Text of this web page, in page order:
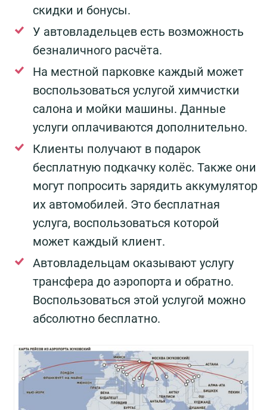
скидки и бонусы.
У автовладельцев есть возможность
безналичного расчёта.
На местной парковке каждый может
воспользоваться услугой химчистки
салона и мойки машины. Данные
услуги оплачиваются дополнительно.
Клиенты получают в подарок
бесплатную подкачку колёс. Также они
могут попросить зарядить аккумулятор
их автомобилей. Это бесплатная
услуга, воспользоваться которой
может каждый клиент.
Автовладельцам оказывают услугу
трансфера до аэропорта и обратно.
Воспользоваться этой услугой можно
абсолютно бесплатно.